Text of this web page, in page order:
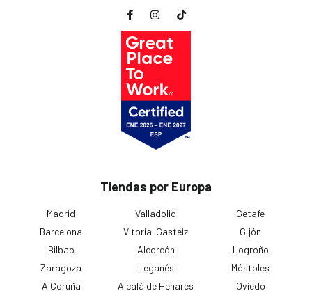
Tiendas por Europa
Madrid
Barcelona
Bilbao
Zaragoza
A Coruña
Valladolid
Vitoria-Gasteiz
Alcorcón
Leganés
Alcalá de Henares
Getafe
Gijón
Logroño
Móstoles
Oviedo